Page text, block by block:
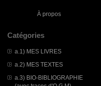
À propos
Catégories
a.1) MES LIVRES
a.2) MES TEXTES
a.3) BIO-BIBLIOGRAPHIE